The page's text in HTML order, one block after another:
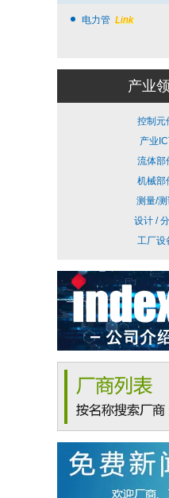
电力管 Link
产业
控制元
产业
流体部
机械部
测量/测
设计 /
工厂设